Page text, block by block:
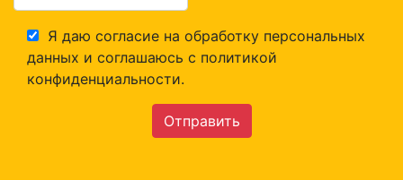
Я даю согласие на обработку персональных
данных и соглашаюсь c политикой
конфиденциальности.
Отправить